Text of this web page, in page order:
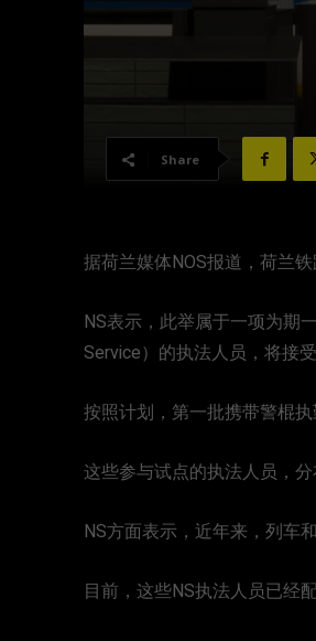
Share
据荷兰媒体NOS报道，荷兰
NS表示，此举属于一项为期
Service）的执法人员，将接
按照计划，第一批携带警棍
这些参与试点的执法人员，
NS方面表示，近年来，列车
目前，这些NS执法人员已经